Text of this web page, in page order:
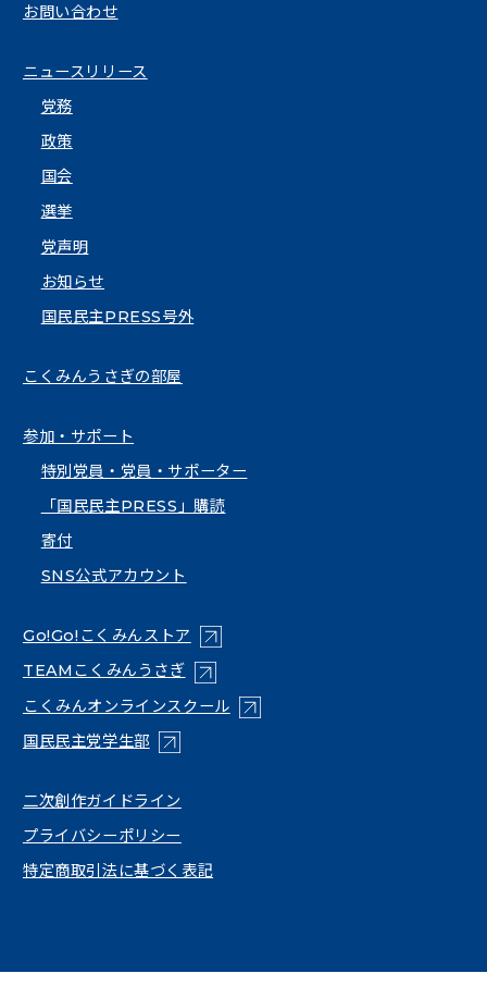
お問い合わせ
ニュースリリース
党務
政策
国会
選挙
党声明
お知らせ
国民民主PRESS号外
こくみんうさぎの部屋
参加・サポート
特別党員・党員・サポーター
「国民民主PRESS」購読
寄付
SNS公式アカウント
Go!Go!こくみんストア （新しいタブで開く）
TEAMこくみんうさぎ（新しいタブで開く）
こくみんオンラインスクール （新しいタブで開く）
国民民主党学生部（新しいタブで開く）
二次創作ガイドライン
プライバシーポリシー
特定商取引法に基づく表記